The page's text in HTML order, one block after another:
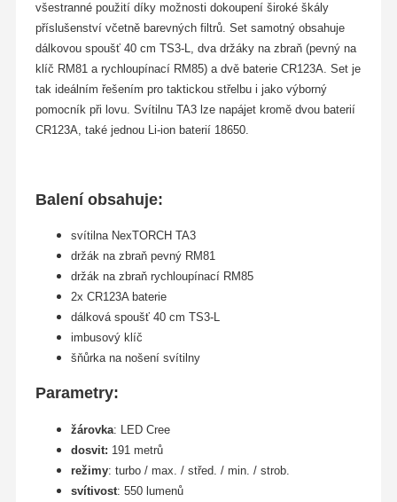
všestranné použití díky možnosti dokoupení široké škály
příslušenství včetně barevných filtrů. Set samotný obsahuje
dálkovou spoušť 40 cm TS3-L, dva držáky na zbraň (pevný na
klíč RM81 a rychloupínací RM85) a dvě baterie CR123A. Set je
tak ideálním řešením pro taktickou střelbu i jako výborný
pomocník při lovu. Svítilnu TA3 lze napájet kromě dvou baterií
CR123A, také jednou Li-ion baterií 18650.
Balení obsahuje:
svítilna NexTORCH TA3
držák na zbraň pevný RM81
držák na zbraň rychloupínací RM85
2x CR123A baterie
dálková spoušť 40 cm TS3-L
imbusový klíč
šňůrka na nošení svítilny
Parametry:
žárovka: LED Cree
dosvit: 191 metrů
režimy: turbo / max. / střed. / min. / strob.
svítivost: 550 lumenů